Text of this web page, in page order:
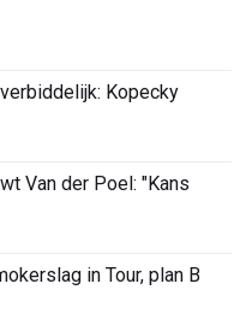
Kopecky
Van der Poel: "Kans
in Tour, plan B